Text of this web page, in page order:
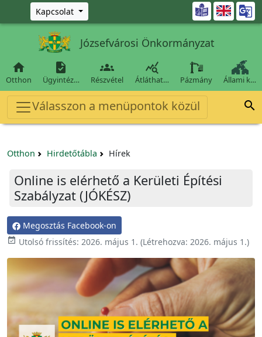
Ugrás a fő tartalomra
Kapcsolat 
Józsefvárosi Önkormányzat

Otthon

Ügyintéz…

Részvétel

Átláthat… Pázmány Állami k…
Válasszon a menüpontok közül 
Otthon Hirdetőtábla Hírek
Online is elérhető a Kerületi Építési
Szabályzat (JÓKÉSZ)
Megosztás Facebook-on
 Utolsó frissítés: 2026. május 1. (Létrehozva: 2026. május 1.)